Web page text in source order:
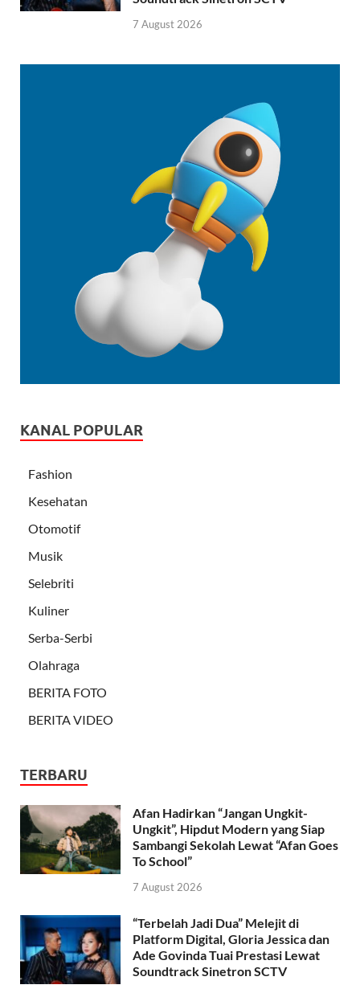
7 August 2026
KANAL POPULAR
Fashion
Kesehatan
Otomotif
Musik
Selebriti
Kuliner
Serba-Serbi
Olahraga
BERITA FOTO
BERITA VIDEO
TERBARU
Afan Hadirkan “Jangan Ungkit-
Ungkit”, Hipdut Modern yang Siap
Sambangi Sekolah Lewat “Afan Goes
To School”
7 August 2026
“Terbelah Jadi Dua” Melejit di
Platform Digital, Gloria Jessica dan
Ade Govinda Tuai Prestasi Lewat
Soundtrack Sinetron SCTV